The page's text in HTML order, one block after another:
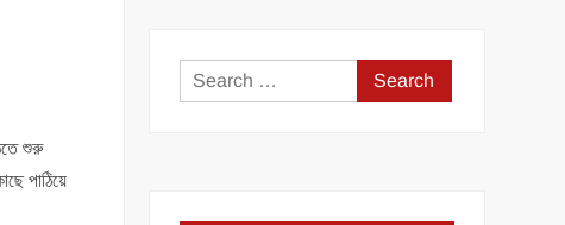
শুরু
পাঠিয়ে
Search
for: